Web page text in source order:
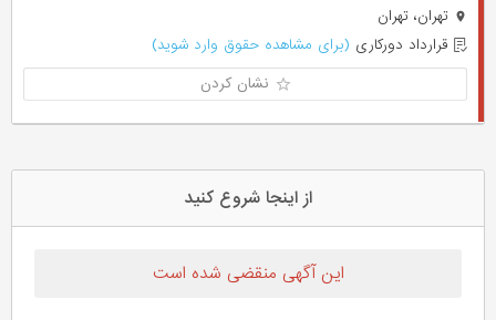
تهران، تهران
قرارداد دورکاری (برای مشاهده حقوق وارد شوید)
نشان کردن
از اینجا شروع کنید
این آگهی منقضی شده است